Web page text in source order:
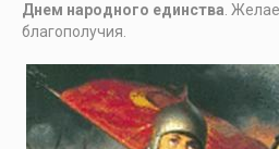
Днем народного единства .
благополучия.